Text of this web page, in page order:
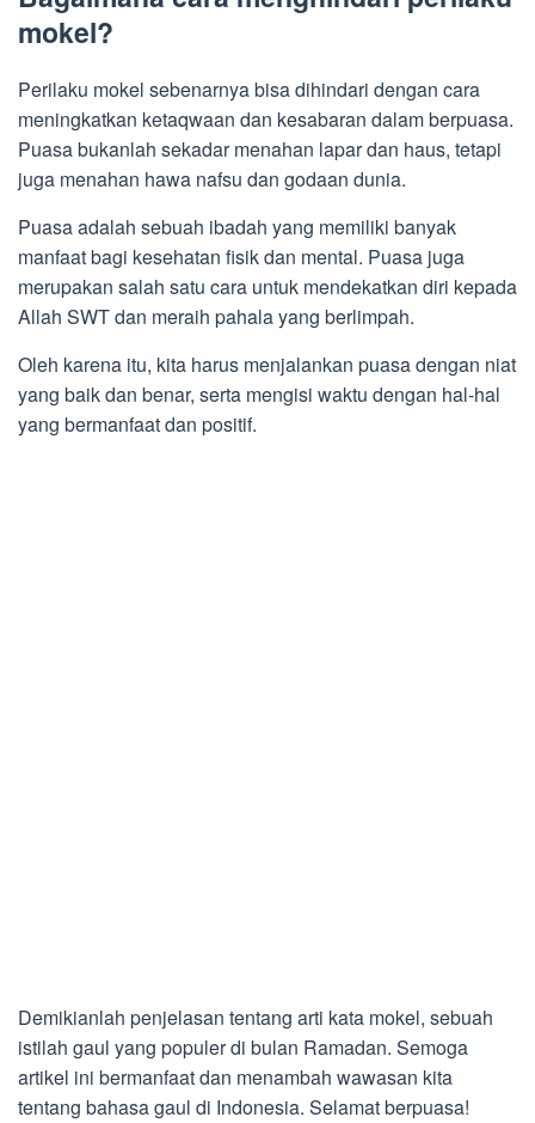
mokel?
Perilaku mokel sebenarnya bisa dihindari dengan cara
meningkatkan ketaqwaan dan kesabaran dalam berpuasa.
Puasa bukanlah sekadar menahan lapar dan haus, tetapi
juga menahan hawa nafsu dan godaan dunia.
Puasa adalah sebuah ibadah yang memiliki banyak
manfaat bagi kesehatan fisik dan mental. Puasa juga
merupakan salah satu cara untuk mendekatkan diri kepada
Allah SWT dan meraih pahala yang berlimpah.
Oleh karena itu, kita harus menjalankan puasa dengan niat
yang baik dan benar, serta mengisi waktu dengan hal-hal
yang bermanfaat dan positif.
Demikianlah penjelasan tentang arti kata mokel, sebuah
istilah gaul yang populer di bulan Ramadan. Semoga
artikel ini bermanfaat dan menambah wawasan kita
tentang bahasa gaul di Indonesia. Selamat berpuasa!